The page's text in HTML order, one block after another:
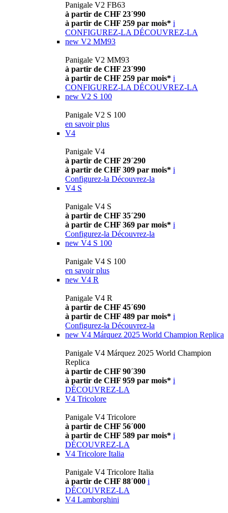
Panigale V2 FB63
à partir de CHF 23´990
à partir de CHF 259 par mois* i
CONFIGUREZ-LA DÉCOUVREZ-LA
new V2 MM93
Panigale V2 MM93
à partir de CHF 23´990
à partir de CHF 259 par mois* i
CONFIGUREZ-LA DÉCOUVREZ-LA
new V2 S 100
Panigale V2 S 100
en savoir plus
V4
Panigale V4
à partir de CHF 29´290
à partir de CHF 309 par mois* i
Configurez-la Découvrez-la
V4 S
Panigale V4 S
à partir de CHF 35´290
à partir de CHF 369 par mois* i
Configurez-la Découvrez-la
new V4 S 100
Panigale V4 S 100
en savoir plus
new V4 R
Panigale V4 R
à partir de CHF 45´690
à partir de CHF 489 par mois* i
Configurez-la Découvrez-la
new V4 Márquez 2025 World Champion Replica
Panigale V4 Márquez 2025 World Champion
Replica
à partir de CHF 90´390
à partir de CHF 959 par mois* i
DÉCOUVREZ-LA
V4 Tricolore
Panigale V4 Tricolore
à partir de CHF 56´000
à partir de CHF 589 par mois* i
DÉCOUVREZ-LA
V4 Tricolore Italia
Panigale V4 Tricolore Italia
à partir de CHF 88´000 i
DÉCOUVREZ-LA
V4 Lamborghini